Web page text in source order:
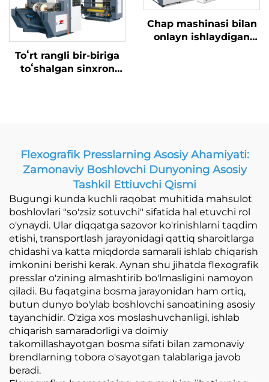
Toʻrt rangli bir-biriga
toʻshalgan sinxron
Chap mashinasi bilan
onlayn ishlaydigan
Flexografik Presslarning Asosiy Ahamiyati:
Zamonaviy Boshlovchi Dunyoning Asosiy
Tashkil Ettiuvchi Qismi
Bugungi kunda kuchli raqobat muhitida mahsulot
boshlovlari "so'zsiz sotuvchi" sifatida hal etuvchi rol
o'ynaydi. Ular diqqatga sazovor ko'rinishlarni taqdim
etishi, transportlash jarayonidagi qattiq sharoitlarga
chidashi va katta miqdorda samarali ishlab chiqarish
imkonini berishi kerak. Aynan shu jihatda flexografik
presslar o'zining almashtirib bo'lmasligini namoyon
qiladi. Bu faqatgina bosma jarayonidan ham ortiq,
butun dunyo bo'ylab boshlovchi sanoatining asosiy
tayanchidir. O'ziga xos moslashuvchanligi, ishlab
chiqarish samaradorligi va doimiy
takomillashayotgan bosma sifati bilan zamonaviy
brendlarning tobora o'sayotgan talablariga javob
beradi.